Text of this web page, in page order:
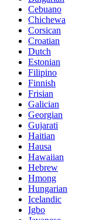
Cebuano
Chichewa
Corsican
Croatian
Dutch
Estonian
Filipino
Finnish
Frisian
Galician
Georgian
Gujarati
Haitian
Hausa
Hawaiian
Hebrew
Hmong
Hungarian
Icelandic
Igbo